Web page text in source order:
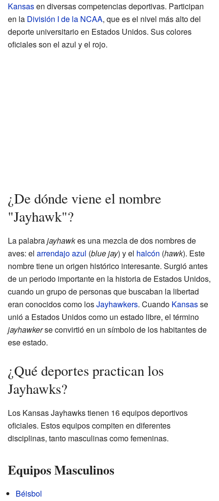
Kansasen diversas competencias deportivas. Participan
en la División I de la NCAA, que es el nivel más alto del
deporte universitario en Estados Unidos. Sus colores
oficiales son el azul y el rojo.
¿De dónde viene el nombre
"Jayhawk"?
La palabrajayhawkes una mezcla de dos nombres de
aves: el arrendajo azul (blue jay) y el halcón (hawk). Este
nombre tiene un origen histórico interesante. Surgió antes
de un periodo importante en la historia de Estados Unidos,
cuando un grupo de personas que buscaban la libertad
eran conocidos como losJayhawkers. Cuando Kansasse
unió a Estados Unidos como un estado libre, el término
jayhawkerse convirtió en un símbolo de los habitantes de
ese estado.
¿Qué deportes practican los
Jayhawks?
Los Kansas Jayhawks tienen 16 equipos deportivos
oficiales. Estos equipos compiten en diferentes
disciplinas, tanto masculinas como femeninas.
Equipos Masculinos
Béisbol